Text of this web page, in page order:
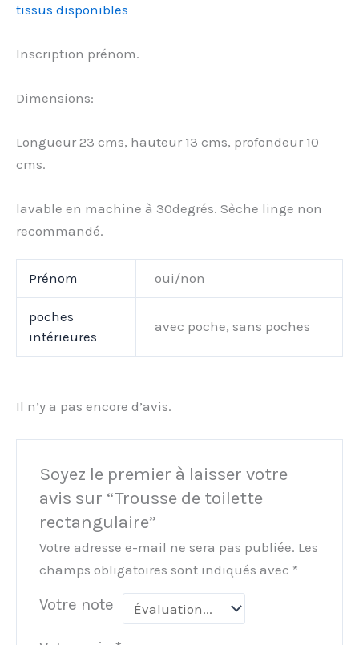
tissus disponibles
Inscription prénom.
Dimensions:
Longueur 23 cms, hauteur 13 cms, profondeur 10
cms.
lavable en machine à 30degrés. Sèche linge non
recommandé.
Prénom oui/non
poches
intérieures
avec poche, sans poches
Il n’y a pas encore d’avis.
Soyez le premier à laisser votre
avis sur “Trousse de toilette
rectangulaire”
Votre adresse e-mail ne sera pas publiée. Les
champs obligatoires sont indiqués avec *
Votre note